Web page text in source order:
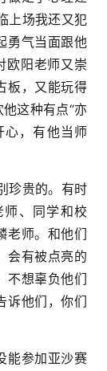
上场我还又犯
勇气当面跟他
欧阳老师又崇
板，又能玩得
这种有点“亦
心，有他当师
珍贵的。有时
、同学和校
老师。和他们
会有被点亮的
不想辜负他们
诉他们，你们
能参加亚沙赛